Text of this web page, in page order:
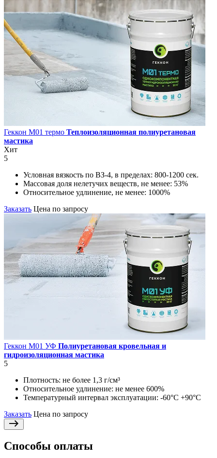
Геккон М01 термо Теплоизоляционная полиуретановая
мастика
Хит
5
Условная вязкость по ВЗ-4, в пределах: 800-1200 сек.
Массовая доля нелетучих веществ, не менее: 53%
Относительное удлинение, не менее: 1000%
Заказать Цена по запросу
Геккон М01 УФ Полиуретановая кровельная и
гидроизоляционная мастика
5
Плотность: не более 1,3 г/см³
Относительное удлинение: не менее 600%
Температурный интервал эксплуатации: -60°С +90°С
Заказать Цена по запросу
Способы оплаты